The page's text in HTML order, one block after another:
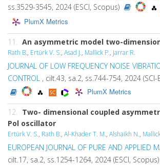
ss.3529-3545, 2024 (ESCI, Scopus)
PlumX Metrics
11. An asymmetric model two-
Rath B., Ertürk V. S., Asad J., Mallick P., Jarrar R.
JOURNAL OF LOW FREQUENCY NOISE
CONTROL , cilt.43, sa.2, ss.744-754, 2024
PlumX Metrics
12.
Two- dimensional coupled
Pol oscillator
Ertürk V. S., Rath B., Al-Khader T. M., Alshaikh N.,
EUROPEAN JOURNAL OF PURE AND APPLIED
cilt.17, sa.2, ss.1254-1264, 2024 (ESCI, Scopus)